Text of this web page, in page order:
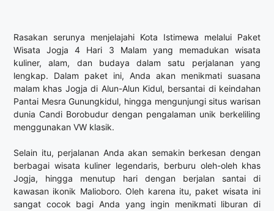
Rasakan serunya menjelajahi Kota Istimewa melalui Paket
Wisata Jogja 4 Hari 3 Malam yang memadukan wisata
kuliner, alam, dan budaya dalam satu perjalanan yang
lengkap. Dalam paket ini, Anda akan menikmati suasana
malam khas Jogja di Alun-Alun Kidul, bersantai di keindahan
Pantai Mesra Gunungkidul, hingga mengunjungi situs warisan
dunia Candi Borobudur dengan pengalaman unik berkeliling
menggunakan VW klasik.
Selain itu, perjalanan Anda akan semakin berkesan dengan
berbagai wisata kuliner legendaris, berburu oleh-oleh khas
Jogja, hingga menutup hari dengan berjalan santai di
kawasan ikonik Malioboro. Oleh karena itu, paket wisata ini
sangat cocok bagi Anda yang ingin menikmati liburan di